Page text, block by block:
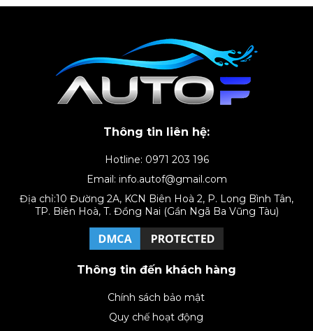
Thông tin liên hệ:
Hotline: 0971 203 196
Email: info.autof@gmail.com
Địa chỉ:10 Đường 2A, KCN Biên Hoà 2, P. Long Bình Tân,
TP. Biên Hoà, T. Đồng Nai (Gần Ngã Ba Vũng Tàu)
Thông tin đến khách hàng
Chính sách bảo mật
Quy chế hoạt động